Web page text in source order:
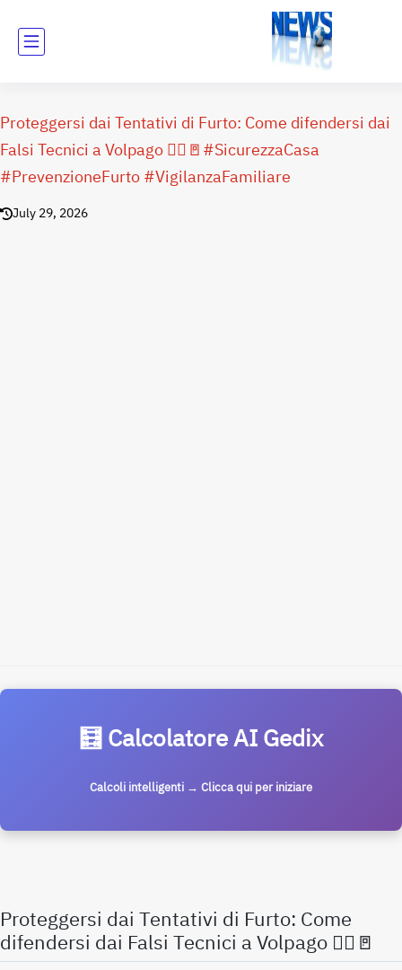
Proteggersi dai Tentativi di Furto: Come difendersi dai
Falsi Tecnici a Volpago 👮‍♂️🚪#SicurezzaCasa
#PrevenzioneFurto #VigilanzaFamiliare
July 29, 2026
🧮 Calcolatore AI Gedix
Calcoli intelligenti → Clicca qui per iniziare
Proteggersi dai Tentativi di Furto: Come
difendersi dai Falsi Tecnici a Volpago 👮‍♂️🚪